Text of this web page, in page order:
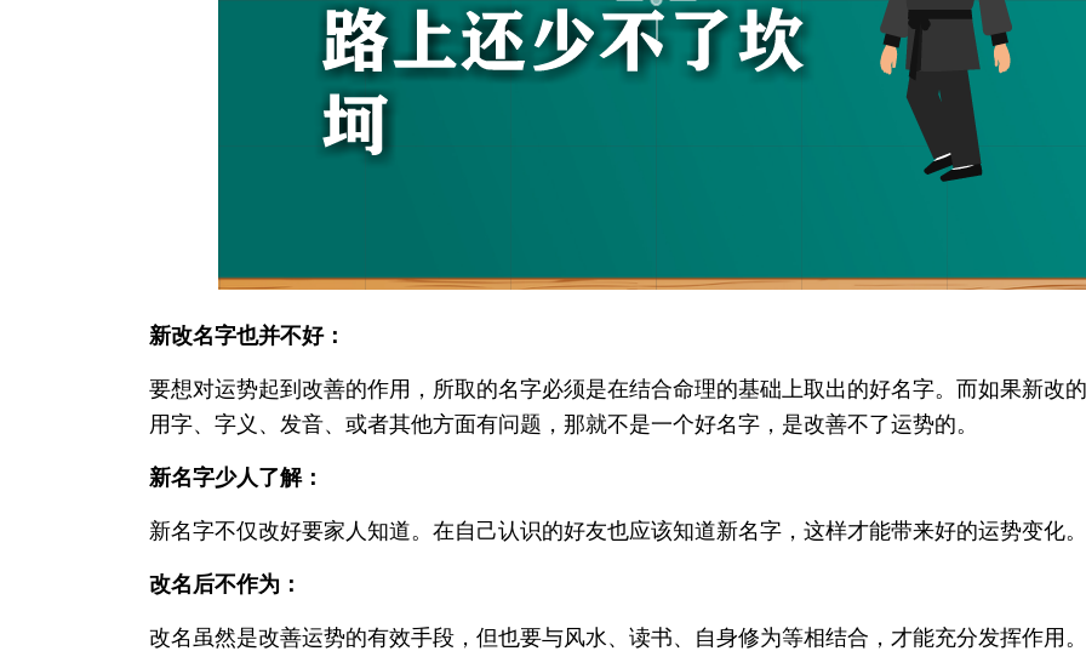
新改名字也并不好：
要想对运势起到改善的作用，所取的名字必须是在结合命理的基础上取出的好名字。而如果新改
用字、字义、发音、或者其他方面有问题，那就不是一个好名字，是改善不了运势的。
新名字少人了解：
新名字不仅改好要家人知道。在自己认识的好友也应该知道新名字，这样才能带来好的运势变化。
改名后不作为：
改名虽然是改善运势的有效手段，但也要与风水、读书、自身修为等相结合，才能充分发挥作用